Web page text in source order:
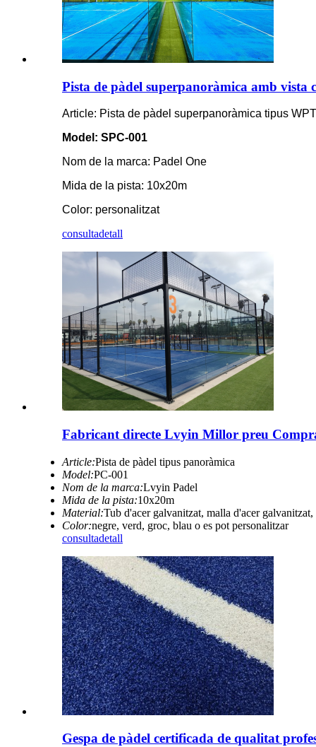
Pista de pàdel superpanoràmica amb vista
Article: Pista de pàdel superpanoràmica tipus WPT
Model: SPC-001
Nom de la marca: Padel One
Mida de la pista: 10x20m
Color: personalitzat
consultadetall
Fabricant directe Lvyin Millor preu
Article:Pista de pàdel tipus panoràmica
Model:PC-001
Nom de la marca:Lvyin Padel
Mida de la pista:10x20m
Material:Tub d'acer galvanitzat, malla d'acer
Color:negre, verd, groc, blau o es pot personalitzar
consultadetall
Gespa de pàdel certificada de qualitat